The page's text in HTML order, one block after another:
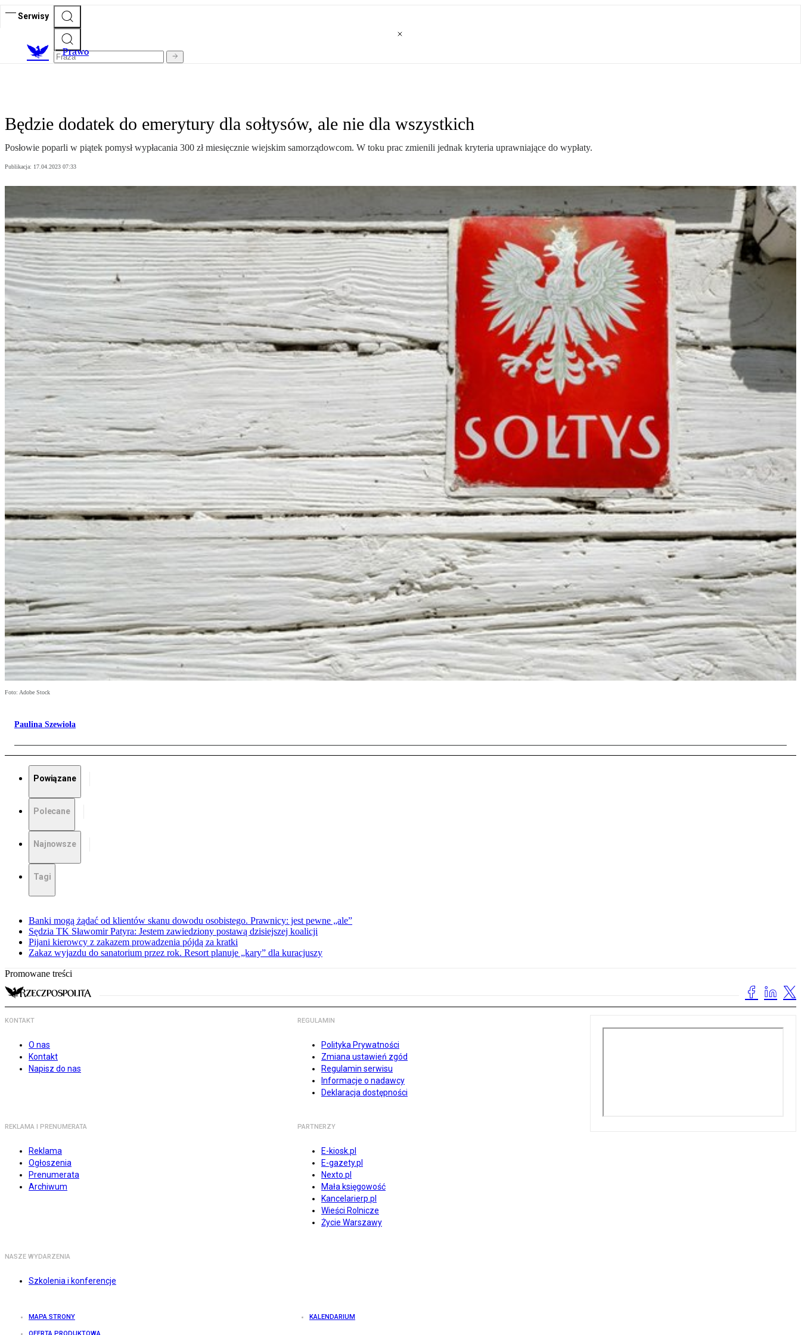
Serwisy
Prawo
Będzie dodatek do emerytury dla sołtysów, ale nie dla wszystkich
Posłowie poparli w piątek pomysł wypłacania 300 zł miesięcznie wiejskim samorządowcom. W toku prac zmienili jednak kryteria uprawniające do wypłaty.
Publikacja: 17.04.2023 07:33
Foto: Adobe Stock
Paulina Szewioła
Powiązane
Polecane
Najnowsze
Tagi
Banki mogą żądać od klientów skanu dowodu osobistego. Prawnicy: jest pewne „ale”
Sędzia TK Sławomir Patyra: Jestem zawiedziony postawą dzisiejszej koalicji
Pijani kierowcy z zakazem prowadzenia pójdą za kratki
Zakaz wyjazdu do sanatorium przez rok. Resort planuje „kary” dla kuracjuszy
Promowane treści
KONTAKT
O nas
Kontakt
Napisz do nas
REGULAMIN
Polityka Prywatności
Zmiana ustawień zgód
Regulamin serwisu
Informacje o nadawcy
Deklaracja dostępności
REKLAMA I PRENUMERATA
Reklama
Ogłoszenia
Prenumerata
Archiwum
PARTNERZY
E-kiosk.pl
E-gazety.pl
Nexto.pl
Mała księgowość
Kancelarierp.pl
Wieści Rolnicze
Życie Warszawy
NASZE WYDARZENIA
Szkolenia i konferencje
MAPA STRONY KALENDARIUM